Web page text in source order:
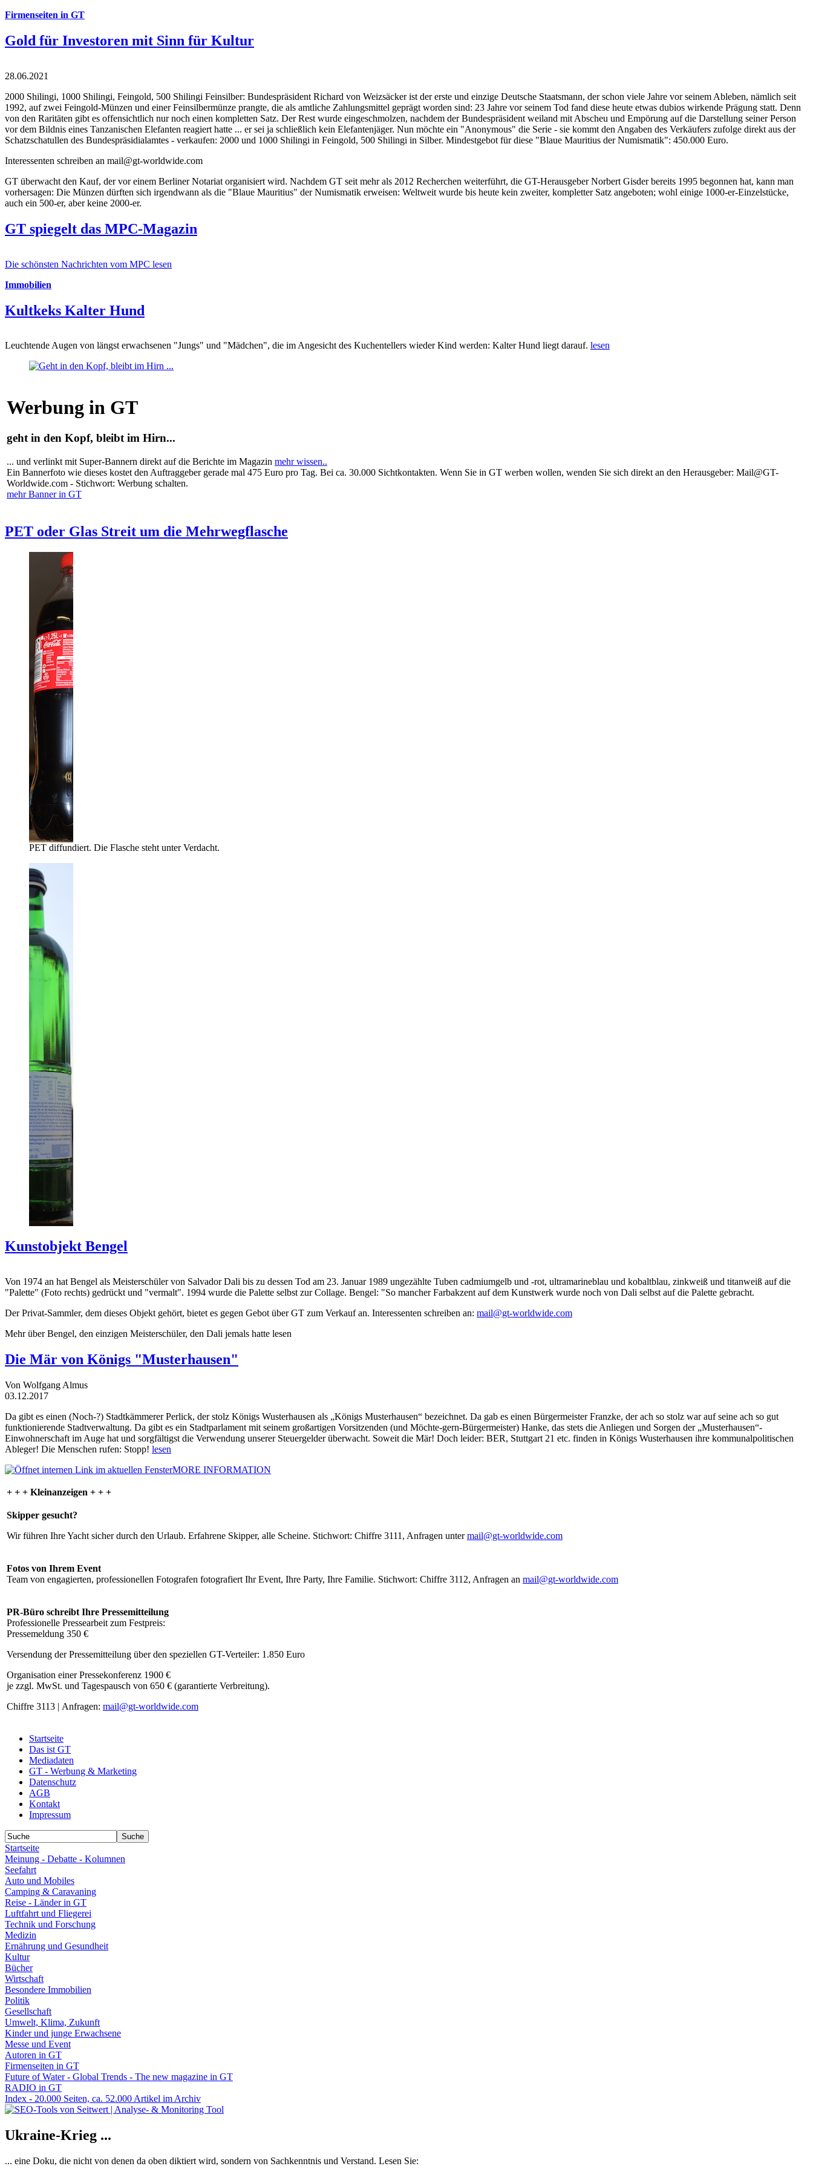
Firmenseiten in GT
Gold für Investoren mit Sinn für Kultur
28.06.2021
2000 Shilingi, 1000 Shilingi, Feingold, 500 Shilingi Feinsilber: Bundespräsident Richard von Weizsäcker ist der erste und einzige Deutsche Staatsmann, der schon viele Jahre vor seinem Ableben, nämlich seit
1992, auf zwei Feingold-Münzen und einer Feinsilbermünze prangte, die als amtliche Zahlungsmittel geprägt worden sind: 23 Jahre vor seinem Tod fand diese heute etwas dubios wirkende Prägung statt. Denn
von den Raritäten gibt es offensichtlich nur noch einen kompletten Satz. Der Rest wurde eingeschmolzen, nachdem der Bundespräsident weiland mit Abscheu und Empörung auf die Darstellung seiner Person
vor dem Bildnis eines Tanzanischen Elefanten reagiert hatte ... er sei ja schließlich kein Elefantenjäger. Nun möchte ein "Anonymous" die Serie - sie kommt den Angaben des Verkäufers zufolge direkt aus der
Schatzschatullen des Bundespräsidialamtes - verkaufen: 2000 und 1000 Shilingi in Feingold, 500 Shilingi in Silber. Mindestgebot für diese "Blaue Mauritius der Numismatik": 450.000 Euro.
Interessenten schreiben an mail@gt-worldwide.com
GT überwacht den Kauf, der vor einem Berliner Notariat organisiert wird. Nachdem GT seit mehr als 2012 Recherchen weiterführt, die GT-Herausgeber Norbert Gisder bereits 1995 begonnen hat, kann man
vorhersagen: Die Münzen dürften sich irgendwann als die "Blaue Mauritius" der Numismatik erweisen: Weltweit wurde bis heute kein zweiter, kompletter Satz angeboten; wohl einige 1000-er-Einzelstücke,
auch ein 500-er, aber keine 2000-er.
GT spiegelt das MPC-Magazin
Die schönsten Nachrichten vom MPC lesen
Immobilien
Kultkeks Kalter Hund
Leuchtende Augen von längst erwachsenen "Jungs" und "Mädchen", die im Angesicht des Kuchentellers wieder Kind werden: Kalter Hund liegt darauf. lesen
Werbung in GT
geht in den Kopf, bleibt im Hirn...
... und verlinkt mit Super-Bannern direkt auf die Berichte im Magazin mehr wissen..
Ein Bannerfoto wie dieses kostet den Auftraggeber gerade mal 475 Euro pro Tag. Bei ca. 30.000 Sichtkontakten. Wenn Sie in GT werben wollen, wenden Sie sich direkt an den Herausgeber: Mail@GT-
Worldwide.com - Stichwort: Werbung schalten.
mehr Banner in GT
PET oder Glas Streit um die Mehrwegflasche
PET diffundiert. Die Flasche steht unter Verdacht.
Kunstobjekt Bengel
Von 1974 an hat Bengel als Meisterschüler von Salvador Dali bis zu dessen Tod am 23. Januar 1989 ungezählte Tuben cadmiumgelb und -rot, ultramarineblau und kobaltblau, zinkweiß und titanweiß auf die
"Palette" (Foto rechts) gedrückt und "vermalt". 1994 wurde die Palette selbst zur Collage. Bengel: "So mancher Farbakzent auf dem Kunstwerk wurde noch von Dali selbst auf die Palette gebracht.
Der Privat-Sammler, dem dieses Objekt gehört, bietet es gegen Gebot über GT zum Verkauf an. Interessenten schreiben an: mail@gt-worldwide.com
Mehr über Bengel, den einzigen Meisterschüler, den Dali jemals hatte lesen
Die Mär von Königs "Musterhausen"
Von Wolfgang Almus
03.12.2017
Da gibt es einen (Noch-?) Stadtkämmerer Perlick, der stolz Königs Wusterhausen als „Königs Musterhausen“ bezeichnet. Da gab es einen Bürgermeister Franzke, der ach so stolz war auf seine ach so gut
funktionierende Stadtverwaltung. Da gibt es ein Stadtparlament mit seinem großartigen Vorsitzenden (und Möchte-gern-Bürgermeister) Hanke, das stets die Anliegen und Sorgen der „Musterhausen“-
Einwohnerschaft im Auge hat und sorgfältigst die Verwendung unserer Steuergelder überwacht. Soweit die Mär! Doch leider: BER, Stuttgart 21 etc. finden in Königs Wusterhausen ihre kommunalpolitischen
Ableger! Die Menschen rufen: Stopp! lesen
MORE INFORMATION
+ + + Kleinanzeigen + + +
Skipper gesucht?
Wir führen Ihre Yacht sicher durch den Urlaub. Erfahrene Skipper, alle Scheine. Stichwort: Chiffre 3111, Anfragen untermail@gt-worldwide.com
Fotos von Ihrem Event
Team von engagierten, professionellen Fotografen fotografiert Ihr Event, Ihre Party, Ihre Familie. Stichwort: Chiffre 3112, Anfragen an mail@gt-worldwide.com
PR-Büro schreibt Ihre Pressemitteilung
Professionelle Pressearbeit zum Festpreis:
Pressemeldung 350 €
Versendung der Pressemitteilung über den speziellen GT-Verteiler: 1.850 Euro
Organisation einer Pressekonferenz 1900 €
je zzgl. MwSt. und Tagespausch von 650 € (garantierte Verbreitung).
Chiffre 3113 | Anfragen: mail@gt-worldwide.com
Startseite
Das ist GT
Mediadaten
GT - Werbung & Marketing
Datenschutz
AGB
Kontakt
Impressum
Startseite
Meinung - Debatte - Kolumnen
Seefahrt
Auto und Mobiles
Camping & Caravaning
Reise - Länder in GT
Luftfahrt und Fliegerei
Technik und Forschung
Medizin
Ernährung und Gesundheit
Kultur
Bücher
Wirtschaft
Besondere Immobilien
Politik
Gesellschaft
Umwelt, Klima, Zukunft
Kinder und junge Erwachsene
Messe und Event
Autoren in GT
Firmenseiten in GT
Future of Water - Global Trends - The new magazine in GT
RADIO in GT
Index - 20.000 Seiten, ca. 52.000 Artikel im Archiv
Ukraine-Krieg ...
... eine Doku, die nicht von denen da oben diktiert wird, sondern von Sachkenntnis und Verstand. Lesen Sie: